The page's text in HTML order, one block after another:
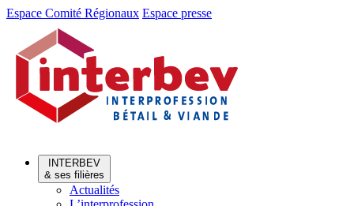
Aller
Aller
contenu
Espace Comité Régionaux Espace presse
INTERBEV
& ses filières
Actualités